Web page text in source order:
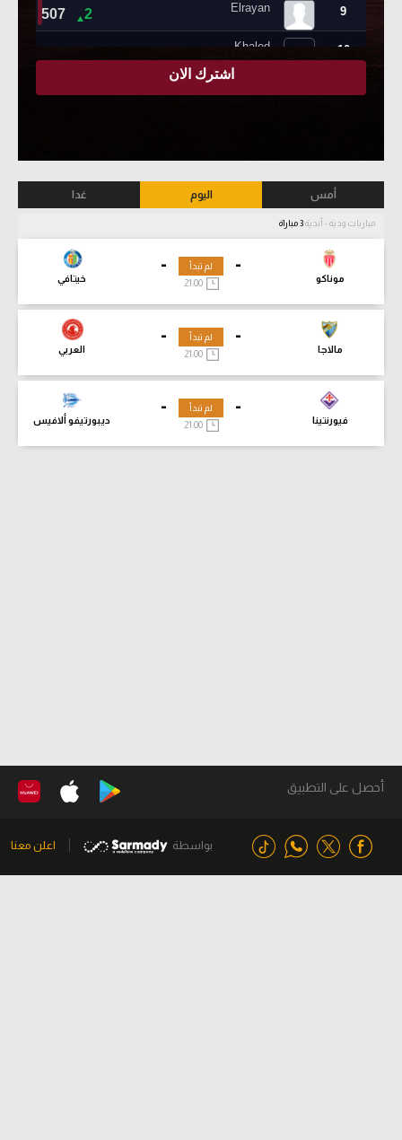
أمس اليوم غدا
مباريات ودية - أندية
-
موناكو
-
خيتافي
لم تبدأ
21:00
-
مالاجا
-
العربي
لم تبدأ
21:00
-
فيورنتينا
-
ديبورتيفو ألافيس
لم تبدأ
21:00
أحصل على التطبيق
بواسطة اعلن معنا